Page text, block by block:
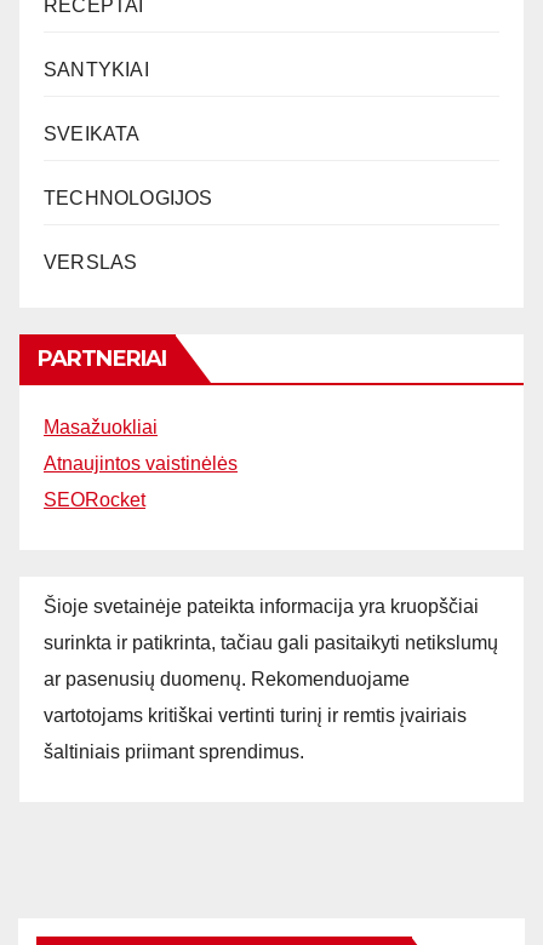
RECEPTAI
SANTYKIAI
SVEIKATA
TECHNOLOGIJOS
VERSLAS
PARTNERIAI
Masažuokliai
Atnaujintos vaistinėlės
SEORocket
Šioje svetainėje pateikta informacija yra kruopščiai
surinkta ir patikrinta, tačiau gali pasitaikyti netikslumų
ar pasenusių duomenų. Rekomenduojame
vartotojams kritiškai vertinti turinį ir remtis įvairiais
šaltiniais priimant sprendimus.